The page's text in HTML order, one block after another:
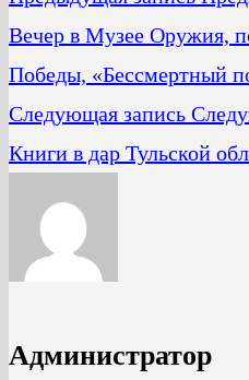
Вечер в Музее Оружия,
Победы, «Бессмертный
Следующая запись
Книги в дар Тульской
Администратор